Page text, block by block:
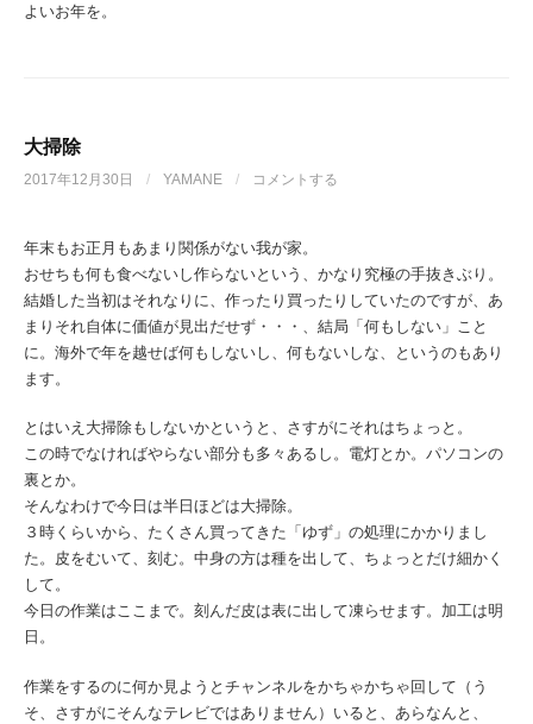
よいお年を。
大掃除
2017年12月30日 / YAMANE / コメントする
年末もお正月もあまり関係がない我が家。
おせちも何も食べないし作らないという、かなり究極の手抜きぶり。
結婚した当初はそれなりに、作ったり買ったりしていたのですが、あ
まりそれ自体に価値が見出だせず・・・、結局「何もしない」こと
に。海外で年を越せば何もしないし、何もないしな、というのもあり
ます。
とはいえ大掃除もしないかというと、さすがにそれはちょっと。
この時でなければやらない部分も多々あるし。電灯とか。パソコンの
裏とか。
そんなわけで今日は半日ほどは大掃除。
３時くらいから、たくさん買ってきた「ゆず」の処理にかかりまし
た。皮をむいて、刻む。中身の方は種を出して、ちょっとだけ細かく
して。
今日の作業はここまで。刻んだ皮は表に出して凍らせます。加工は明
日。
作業をするのに何か見ようとチャンネルをかちゃかちゃ回して（う
そ、さすがにそんなテレビではありません）いると、あらなんと、